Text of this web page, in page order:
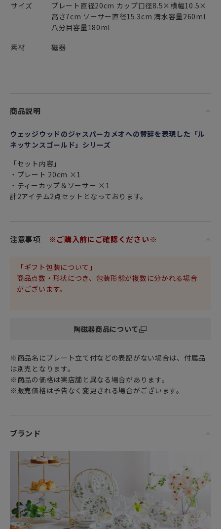
サイズ
プレート直径20cm カップ口径8.5×横幅10.5×
高さ7cm ソーサー直径15.3cm 満水容量260ml
八分目容量180ml
素材
磁器
商品説明
ウェッジウッドのジャスパーカメオへの賛辞を表現した「ル
ネッサンスゴールド」シリーズ
「セット内容」
・プレート 20cm ×1
・ティーカップ＆ソーサー ×1
計2アイテム2点セットとなっております。
注意事項 ※ご購入前にご確認ください※
「ギフト包装について」
商品点数・形状につき、包装形態が複数に分かれる場合
がございます。
陶磁器商品について
※商品名にプレート立て付などの表記がない場合は、付属品
は別売となります。
※商品の価格は実店舗と異なる場合があります。
※販売価格は予告なく変更される場合がございます。
ブランド